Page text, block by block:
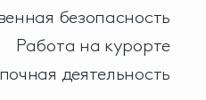
безопасность
Работа на курорте
деятельность